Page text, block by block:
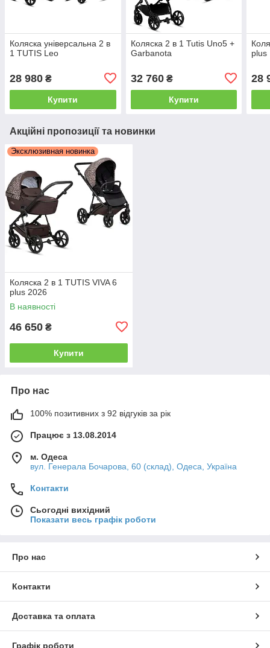
Коляска універсальна 2 в
1 TUTIS Leo
28 980 ₴
Купити
Коляска 2 в 1 Tutis Uno5 +
Garbanota
32 760₴
Купити
plus
28
Акційні пропозиції та новинки
Эксклюзивная новинка
Коляска 2 в 1 TUTIS VIVA 6
plus 2026
В наявності
46 650 ₴
Купити
Про нас
100% позитивних з 92 відгуків за рік
Працює з 13.08.2014
м. Одеса
вул. Генерала Бочарова, 60 (склад), Одеса, Україна
Контакти
Сьогодні вихідний
Показати весь графік роботи
Про нас
Контакти
Доставка та оплата
Графік роботи